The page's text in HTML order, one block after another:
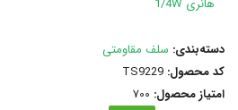
دسته‌بندی: سلف مقاومتی
کد محصول: TS9229
امتیاز محصول: 700